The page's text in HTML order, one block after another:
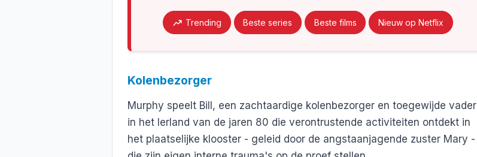
Trending Beste series Beste films Nieuw op Netflix
Kolenbezorger
Murphy speelt Bill, een zachtaardige kolenbezorger en toegewijde vader
in het Ierland van de jaren 80 die verontrustende activiteiten ontdekt in
het plaatselijke klooster - geleid door de angstaanjagende zuster Mary -